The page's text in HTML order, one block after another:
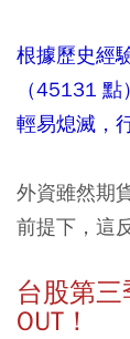
根據歷史經
（45131
輕易熄滅，
外資雖然期
前提下，這
台股第
OUT！